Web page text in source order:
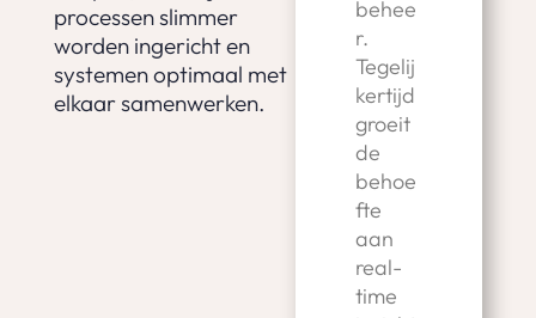
processen slimmer
worden ingericht en
systemen optimaal met
elkaar samenwerken.
behee
r.
Tegelij
kertijd
groeit
de
behoe
fte
aan
real-
time